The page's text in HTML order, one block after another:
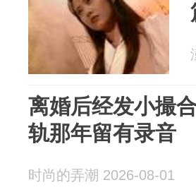
离婚后经发小撮
轨那年留有录音
时尚的弄潮 2026-08-01